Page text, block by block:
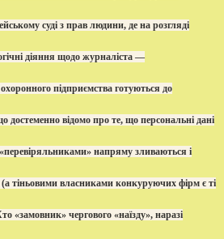
суді з прав людини, де на розгляді
діяння щодо журналіста —
підприємства готуються до
достеменно відомо про те, що персональні дані
напряму зливаються і
(а тіньовими власниками конкуруючих фірм є ті
«замовник» чергового «наїзду», наразі